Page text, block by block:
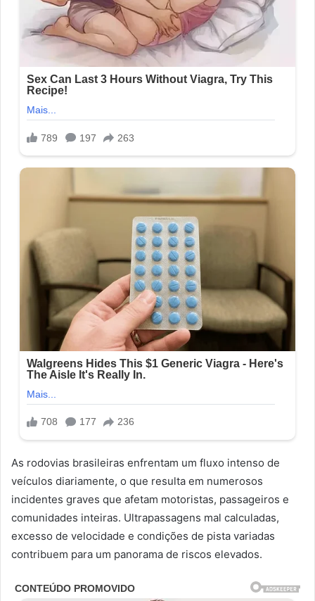
As rodovias brasileiras enfrentam um fluxo intenso de
veículos diariamente, o que resulta em numerosos
incidentes graves que afetam motoristas, passageiros e
comunidades inteiras. Ultrapassagens mal calculadas,
excesso de velocidade e condições de pista variadas
contribuem para um panorama de riscos elevados.